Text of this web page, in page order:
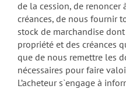
de la cession, de
créances, de nous fournir
stock de marchandise
propriété et des créances
que de nous remettre les
nécessaires pour faire
L’acheteur s`engage à